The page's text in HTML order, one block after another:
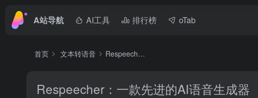
A站导航 AI工具 排行榜 oTab
首页 文本转语音 Respeecher：一款先进的AI语音生成器
Respeecher：一款先进的AI语音生成器